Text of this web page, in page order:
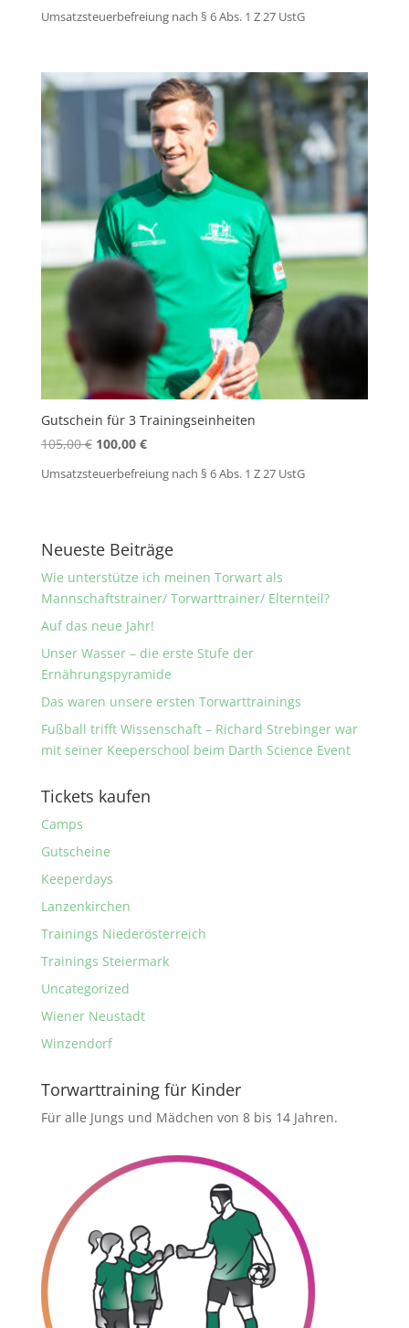
Umsatzsteuerbefreiung nach § 6 Abs. 1 Z 27 UstG
Gutschein für 3 Trainingseinheiten
105,00€ Ursprünglicher
100,00 €Aktueller
ist:
Umsatzsteuerbefreiung nach § 6 Abs. 1 Z 27 UstG
Neueste Beiträge
Wie unterstütze ich meinen Torwart als
Mannschaftstrainer/ Torwarttrainer/ Elternteil?
Auf das neue Jahr!
Unser Wasser – die erste Stufe der
Ernährungspyramide
Das waren unsere ersten Torwarttrainings
Fußball trifft Wissenschaft – Richard Strebinger war
mit seiner Keeperschool beim Darth Science Event
Tickets kaufen
Camps
Gutscheine
Keeperdays
Lanzenkirchen
Trainings Niederösterreich
Trainings Steiermark
Uncategorized
Wiener Neustadt
Winzendorf
Torwarttraining für Kinder
Für alle Jungs und Mädchen von 8 bis 14 Jahren.